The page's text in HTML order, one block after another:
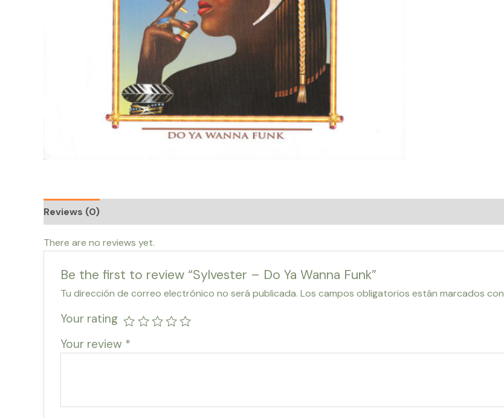
Reviews (0)
There are no reviews yet.
Be the first to review “Sylvester – Do Ya Wanna Funk”
Tu dirección de correo electrónico no será publicada. Los campos obligatorios están marcados con
Your rating
Your review *